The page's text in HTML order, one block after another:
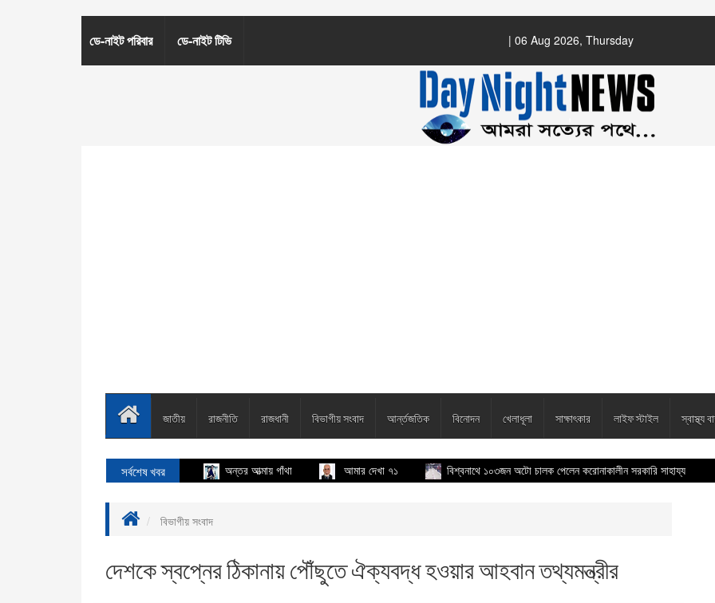
ডে-নাইট পরিবার ডে-নাইট টিভি | 06 Aug 2026, Thursday
জাতীয় রাজনীতি রাজধানী বিভাগীয় সংবাদ আর্ন্তজতিক বিনোদন খেলাধূলা সাক্ষাৎকার লাইফ স্টাইল স্বাস্থ্য
সর্বশেষ খবর অন্তর আত্মায় গাঁথা আমার দেখা ৭১ বিশ্বনাথে ১০৩জন অটো চালক পেলেন করোনাকালীন সরকারি সাহায্য
বিভাগীয় সংবাদ
দেশকে স্বপ্নের ঠিকানায় পৌঁছুতে ঐক্যবদ্ধ হওয়ার আহবান তথ্যমন্ত্রীর